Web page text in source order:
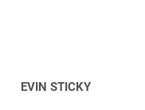
EVIN STICKY